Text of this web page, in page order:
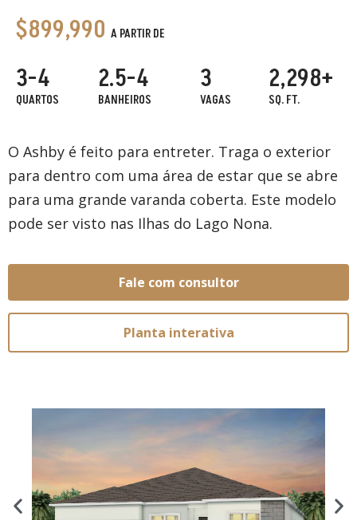
$899,990 A PARTIR DE
3-4
QUARTOS
2.5-4
BANHEIROS
3
VAGAS
2,298+
SQ. FT.
O Ashby é feito para entreter. Traga o exterior
para dentro com uma área de estar que se abre
para uma grande varanda coberta. Este modelo
pode ser visto nas Ilhas do Lago Nona.
Fale com consultor
Planta interativa